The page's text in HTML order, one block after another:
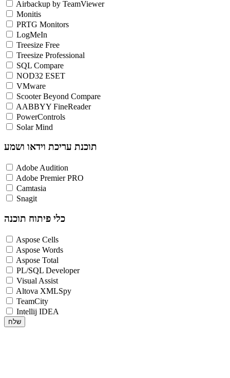
Airbackup by TeamViewer
Monitis
PRTG Monitors
LogMeIn
Treesize Free
Treesize Professional
SQL Compare
NOD32 ESET
VMware
Scooter Beyond Compare
AABBYY FineReader
PowerControls
Solar Mind
תוכנת עריכת וידאו ושמע
Adobe Audition
Adobe Premier PRO
Camtasia
Snagit
כלי פיתוח תוכנה
Aspose Cells
Aspose Words
Aspose Total
PL/SQL Developer
Visual Assist
Altova XMLSpy
TeamCity
Intellij IDEA